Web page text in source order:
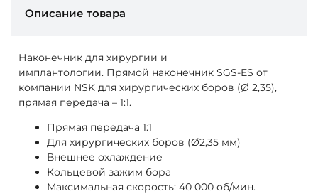
Описание товара
Наконечник для хирургии и
имплантологии. Прямой наконечник SGS-ES от
компании NSK для хирургических боров (Ø 2,35),
прямая передача – 1:1.
Прямая передача 1:1
Для хирургических боров (Ø2,35 мм)
Внешнее охлаждение
Кольцевой зажим бора
Максимальная скорость: 40 000 об/мин.